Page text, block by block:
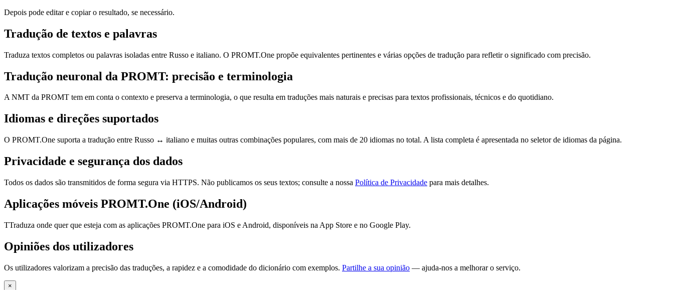
Depois pode editar e copiar o resultado, se necessário.
Tradução de textos e palavras
Traduza textos completos ou palavras isoladas entre Russo e italiano. O PROMT.One propõe equivalentes pertinentes e várias opções de tradução para refletir o significado com precisão.
Tradução neuronal da PROMT: precisão e terminologia
A NMT da PROMT tem em conta o contexto e preserva a terminologia, o que resulta em traduções mais naturais e precisas para textos profissionais, técnicos e do quotidiano.
Idiomas e direções suportados
O PROMT.One suporta a tradução entre Russo ↔ italiano e muitas outras combinações populares, com mais de 20 idiomas no total. A lista completa é apresentada no seletor de idiomas da página.
Privacidade e segurança dos dados
Todos os dados são transmitidos de forma segura via HTTPS. Não publicamos os seus textos; consulte a nossa Política de Privacidade para mais detalhes.
Aplicações móveis PROMT.One (iOS/Android)
TTraduza onde quer que esteja com as aplicações PROMT.One para iOS e Android, disponíveis na App Store e no Google Play.
Opiniões dos utilizadores
Os utilizadores valorizam a precisão das traduções, a rapidez e a comodidade do dicionário com exemplos. Partilhe a sua opinião — ajuda-nos a melhorar o serviço.
×